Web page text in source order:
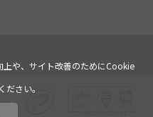
上や、サイト改善のためにCookie
ださい。